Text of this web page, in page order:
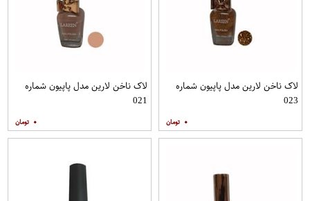
لاک ناخن لارین مدل پاپیون شماره
023
۰
لاک ناخن لارین مدل پاپیون شماره
021
۰